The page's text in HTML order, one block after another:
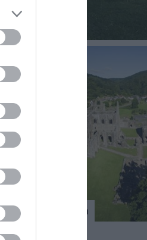
Croeso i Dyndyrn